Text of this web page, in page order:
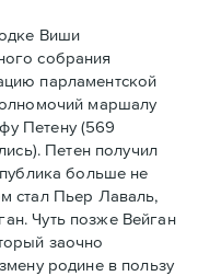
Виши
собрания
парламентской
маршалу
Петену (569
Петен получил
больше не
стал Пьер Лаваль,
Чуть позже Вейган
заочно
родине в пользу